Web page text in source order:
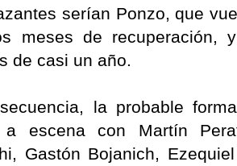
serían Ponzo, que
meses de recuperación,
de casi un año.
la probable
a escena con Martín
Gastón Bojanich,